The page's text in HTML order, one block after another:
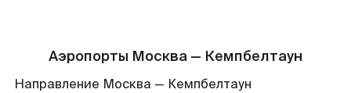
Аэропорты Москва — Кемпбелтаун
Направление Москва — Кемпбелтаун